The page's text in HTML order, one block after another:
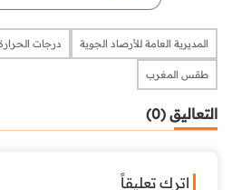
المديرية العامة للأرصاد الجوية درجات
طقس المغرب
التعاليق (0)
اترك تعليقاً